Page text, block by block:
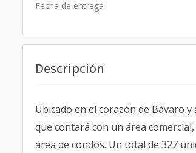
Fecha de entrega
Descripción
Ubicado en el corazón de Bávaro
que contará con un área
área de condos. Un total de 327